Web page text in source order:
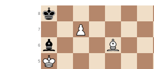
5
6
7
8